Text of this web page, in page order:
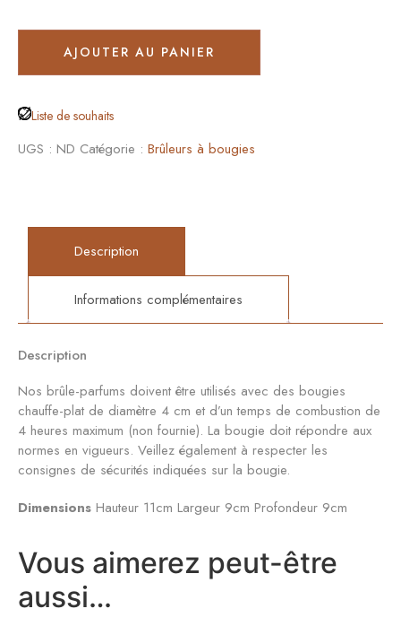
AJOUTER AU PANIER
Liste de souhaits
UGS : ND Catégorie : Brûleurs à bougies
Description
Informations complémentaires
Description
Nos brûle-parfums doivent être utilisés avec des bougies
chauffe-plat de diamètre 4 cm et d’un temps de combustion de
4 heures maximum (non fournie). La bougie doit répondre aux
normes en vigueurs. Veillez également à respecter les
consignes de sécurités indiquées sur la bougie.
Dimensions Hauteur 11cm Largeur 9cm Profondeur 9cm
Vous aimerez peut-être
aussi…